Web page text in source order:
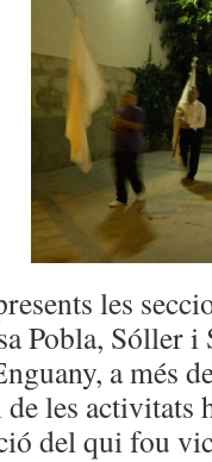
les
Pobla, Sóller i
a més
les activitats
del qui fou